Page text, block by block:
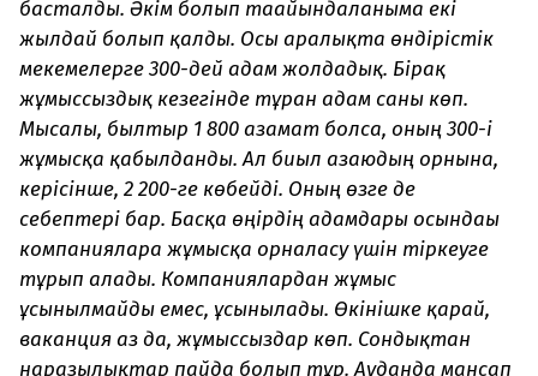
басталды. Әкім болып тағайындалғаныма екі
жылдай болып қалды. Осы аралықта өндірістік
мекемелерге 300-дей адам жолдадық. Бірақ
жұмыссыздық кезегінде тұрған адам саны көп.
Мысалы, былтыр 1 800 азамат болса, оның 300-і
жұмысқа қабылданды. Ал биыл азаюдың орнына,
керісінше, 2 200-ге көбейді. Оның өзге де
себептері бар. Басқа өңірдің адамдары осындағы
компанияларға жұмысқа орналасу үшін тіркеуге
тұрып алады. Компаниялардан жұмыс
ұсынылмайды емес, ұсынылады. Өкінішке қарай,
ваканция аз да, жұмыссыздар көп. Сондықтан
наразылықтар пайда болып тұр. Ауданда мансап